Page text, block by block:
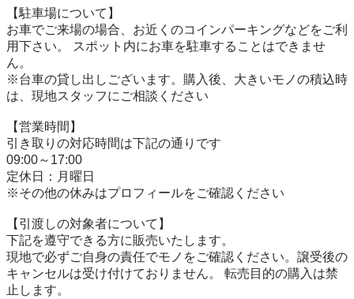
【駐⾞場について】
お車でご来場の場合、お近くのコインパーキングなどをご利
用下さい。 スポット内にお車を駐車することはできませ
ん。
※台⾞の貸し出しございます。購入後、大きいモノの積込時
は、現地スタッフにご相談ください
【営業時間】
引き取りの対応時間は下記の通りです
09:00～17:00
定休日：月曜日
※その他の休みはプロフィールをご確認ください
【引渡しの対象者について】
下記を遵守できる⽅に販売いたします。
現地で必ずご⾃⾝の責任でモノをご確認ください。譲受後の
キャンセルは受け付けておりません。 転売⽬的の購⼊は禁
⽌します。